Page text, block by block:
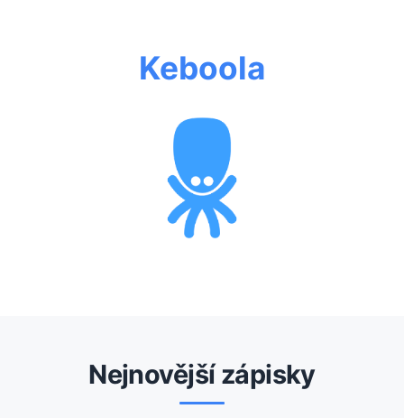
Keboola
Nejnovější zápisky